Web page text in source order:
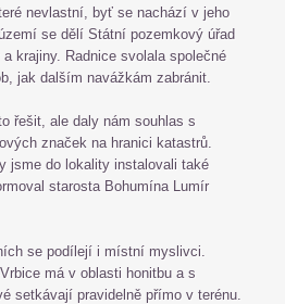
nevlastní, byť se nachází v jeho
se dělí Státní pozemkový úřad
krajiny. Radnice svolala společné
jak dalším navážkám zabránit.
řešit, ale daly nám souhlas s
značek na hranici katastrů.
jsme do lokality instalovali také
starosta Bohumína Lumír
se podílejí i místní myslivci.
má v oblasti honitbu a s
setkávají pravidelně přímo v terénu.